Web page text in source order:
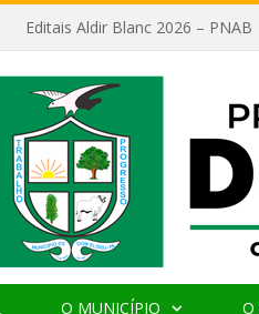
Editais Aldir Blanc 2026 – PNAB
O MUNICÍPIO O